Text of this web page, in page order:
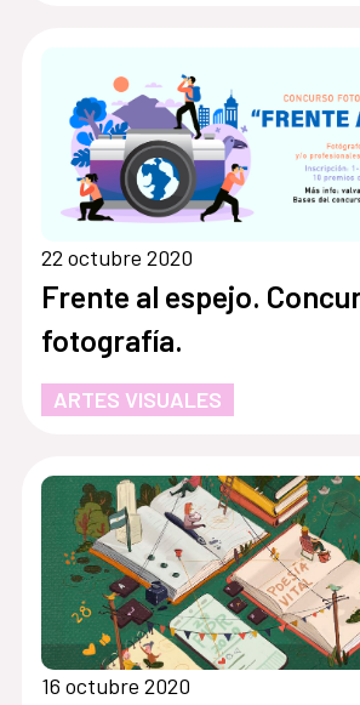
22 octubre 2020
Frente al espejo.
fotografía.
ARTES VISUALES
16 octubre 2020